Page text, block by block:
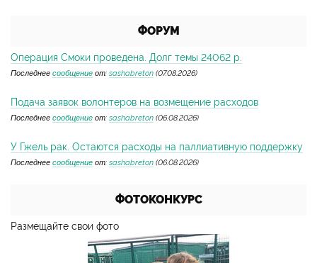
ФОРУМ
Операция Смоки проведена. Долг темы 24062 р.
Последнее сообщение от: sashabreton (07.08.2026)
Подача заявок волонтеров на возмещение расходов
Последнее сообщение от: sashabreton (06.08.2026)
У Гжель рак. Остаются расходы на паллиативную поддержку
Последнее сообщение от: sashabreton (06.08.2026)
ФОТОКОНКУРС
Размещайте свои фото